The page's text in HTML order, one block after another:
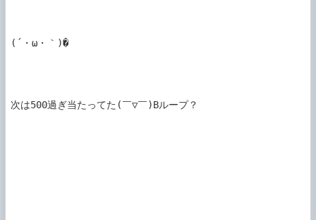
(´・ω・｀)�
次は500過ぎ当たってた(￣▽￣)Bループ？